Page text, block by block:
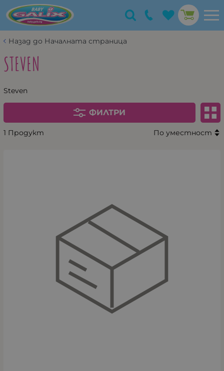
Назад до Началната страница
STEVEN
Steven
ФИЛТРИ
1 Продукт По уместност